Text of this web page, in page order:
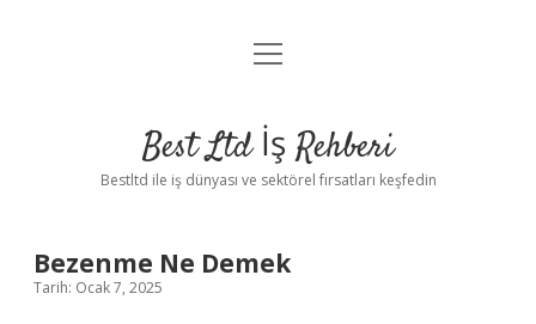
Anasayfa
Yasal Uyarı
menüyü
Best Ltd İş Rehberi
Bestltd ile iş dünyası ve sektörel fırsatları keşfedin
Bezenme Ne Demek
Tarih: Ocak 7, 2025